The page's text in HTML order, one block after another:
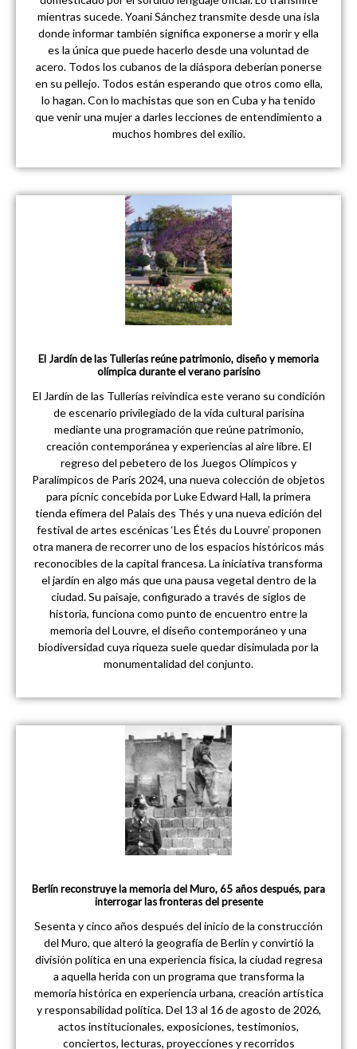
mientras sucede. Yoani Sánchez transmite desde una isla
donde informar también significa exponerse a morir y ella
es la única que puede hacerlo desde una voluntad de
acero. Todos los cubanos de la diáspora deberían ponerse
en su pellejo. Todos están esperando que otros como ella,
lo hagan. Con lo machistas que son en Cuba y ha tenido
que venir una mujer a darles lecciones de entendimiento a
muchos hombres del exilio.
El Jardín de las Tullerías reúne patrimonio, diseño y memoria
olímpica durante el verano parisino
El Jardín de las Tullerías reivindica este verano su condición
de escenario privilegiado de la vida cultural parisina
mediante una programación que reúne patrimonio,
creación contemporánea y experiencias al aire libre. El
regreso del pebetero de los Juegos Olímpicos y
Paralímpicos de París 2024, una nueva colección de objetos
para pícnic concebida por Luke Edward Hall, la primera
tienda efímera del Palais des Thés y una nueva edición del
festival de artes escénicas ‘Les Étés du Louvre’ proponen
otra manera de recorrer uno de los espacios históricos más
reconocibles de la capital francesa. La iniciativa transforma
el jardín en algo más que una pausa vegetal dentro de la
ciudad. Su paisaje, configurado a través de siglos de
historia, funciona como punto de encuentro entre la
memoria del Louvre, el diseño contemporáneo y una
biodiversidad cuya riqueza suele quedar disimulada por la
monumentalidad del conjunto.
Berlín reconstruye la memoria del Muro, 65 años después, para
interrogar las fronteras del presente
Sesenta y cinco años después del inicio de la construcción
del Muro, que alteró la geografía de Berlín y convirtió la
división política en una experiencia física, la ciudad regresa
a aquella herida con un programa que transforma la
memoria histórica en experiencia urbana, creación artística
y responsabilidad política. Del 13 al 16 de agosto de 2026,
actos institucionales, exposiciones, testimonios,
conciertos, lecturas, proyecciones y recorridos